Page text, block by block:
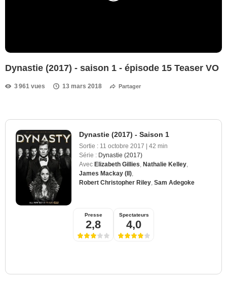
Dynastie (2017) - saison 1 - épisode 15 Teaser VO
3 961 vues 13 mars 2018 Partager
Dynastie (2017) - Saison 1
Sortie : 11 octobre 2017 | 42 min
Série : Dynastie (2017)
Avec Elizabeth Gillies Nathalie Kelley
James Mackay (II)
Robert Christopher Riley Sam Adegoke
Presse
2,8
Spectateurs
4,0